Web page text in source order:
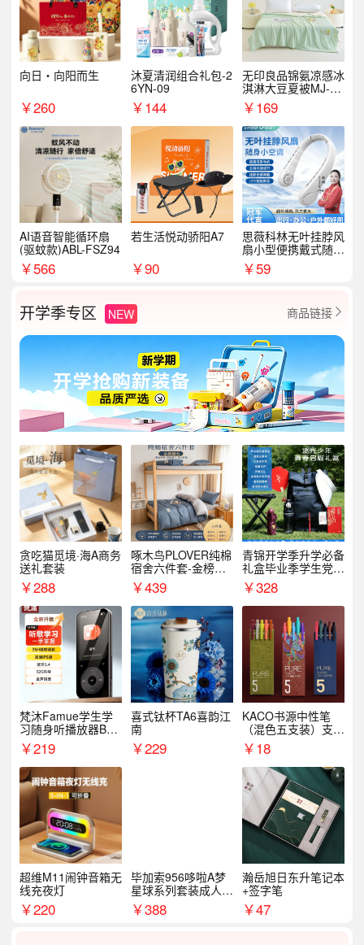
向日・向阳而生
￥260
沐夏清润组合礼包-2
6YN-09
￥144
无印良品锦氨凉感冰
淇淋大豆夏被MJ-B2
025-0193
￥169
AI语音智能循环扇
(驱蚊款)ABL-FSZ94
￥566
若生活悦动骄阳A7
￥90
思薇科林无叶挂脖风
扇小型便携戴式随身
挂脖子降温神器
￥59
开学季专区 NEW 商品链接 
贪吃猫觅境·海A商务
送礼套装
￥288
啄木鸟PLOVER纯棉
宿舍六件套-金榜题
名
￥439
青锦开学季升学必备
礼盒毕业季学生党户
外出行备考装备礼品
￥328
梵沐Famue学生学
习随身听播放器BL1
5（64G）
￥219
喜式钛杯TA6喜韵江
南
￥229
KACO书源中性笔
（混色五支装）支持
logo定制
￥18
超维M11闹钟音箱无
线充夜灯
￥220
毕加索956哆啦A梦
星球系列套装成人开
学季生日礼物商务礼
品
￥388
瀚岳旭日东升笔记本
+签字笔
￥47